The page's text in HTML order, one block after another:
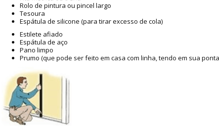
Rolo de pintura ou pincel largo
Tesoura
Espátula de silicone (para tirar excesso de cola)
Estilete afiado
Espátula de aço
Pano limpo
Prumo (que pode ser feito em casa com linha, tendo em sua